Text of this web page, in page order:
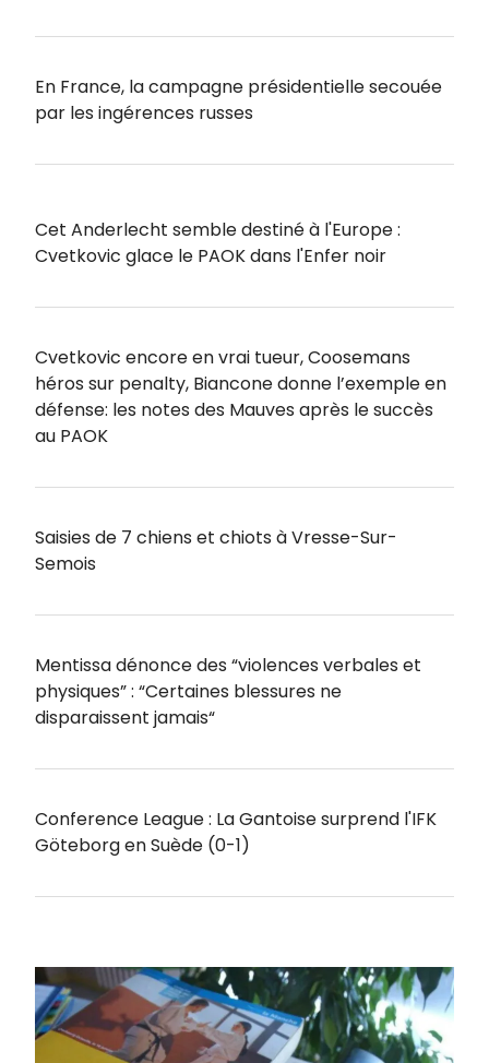
En France, la campagne présidentielle secouée
par les ingérences russes
Cet Anderlecht semble destiné à l'Europe :
Cvetkovic glace le PAOK dans l'Enfer noir
Cvetkovic encore en vrai tueur, Coosemans
héros sur penalty, Biancone donne l’exemple en
défense: les notes des Mauves après le succès
au PAOK
Saisies de 7 chiens et chiots à Vresse-Sur-
Semois
Mentissa dénonce des “violences verbales et
physiques” : “Certaines blessures ne
disparaissent jamais“
Conference League : La Gantoise surprend l'IFK
Göteborg en Suède (0-1)